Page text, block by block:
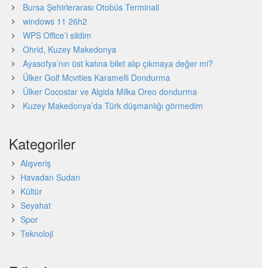
Bursa Şehirlerarası Otobüs Terminali
windows 11 26h2
WPS Office’i sildim
Ohrid, Kuzey Makedonya
Ayasofya’nın üst katına bilet alıp çıkmaya değer mi?
Ülker Golf Mcvities Karamelli Dondurma
Ülker Cocostar ve Algida Milka Oreo dondurma
Kuzey Makedonya’da Türk düşmanlığı görmedim
Kategoriler
Alışveriş
Havadan Sudan
Kültür
Seyahat
Spor
Teknoloji